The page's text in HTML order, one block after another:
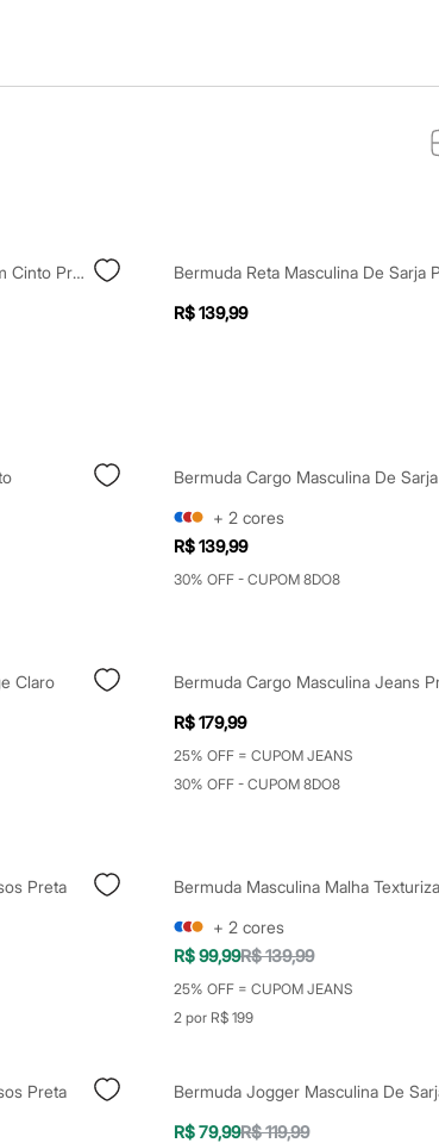
Bermuda Cargo De Sarja Com Cinto Preta
Bermuda Reta Masculina De Sarja
R$ 139,99
Bermuda Cargo Masculina De
+ 2 cores
R$ 139,99
30% OFF - CUPOM 8DO8
Claro
Bermuda Cargo Masculina Jeans
R$ 179,99
25% OFF = CUPOM JEANS
30% OFF - CUPOM 8DO8
Preta
+ 2 cores
R$ 99,99R$ 139,99
25% OFF = CUPOM JEANS
2 por R$ 199
Preta
R$ 79,99R$ 119,99